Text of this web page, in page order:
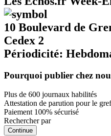
10 Boulevard de
Cedex 2
Périodicité:
Pourquoi publier chez
Plus de 600 journaux habilités
Attestation de parution pour le
Paiement 100% sécurisé
Rechercher par
Continue